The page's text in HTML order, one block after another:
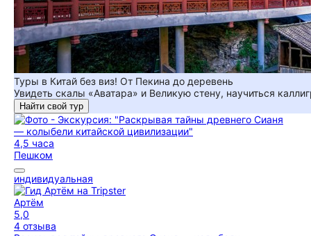
Туры в Китай без виз! От Пекина до деревень
Увидеть скалы «Аватара» и Великую стену, научиться
Найти свой тур
4,5 часа
Пешком
индивидуальная
Артём
5,0
4 отзыва